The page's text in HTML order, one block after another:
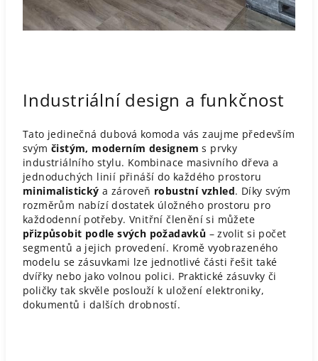
Industriální design a funkčnost
Tato jedinečná dubová komoda vás zaujme především
svým čistým, moderním designem s prvky
industriálního stylu. Kombinace masivního dřeva a
jednoduchých linií přináší do každého prostoru
minimalistický a zároveň robustní vzhled. Díky svým
rozměrům nabízí dostatek úložného prostoru pro
každodenní potřeby. Vnitřní členění si můžete
přizpůsobit podle svých požadavků – zvolit si počet
segmentů a jejich provedení. Kromě vyobrazeného
modelu se zásuvkami lze jednotlivé části řešit také
dvířky nebo jako volnou polici. Praktické zásuvky či
poličky tak skvěle poslouží k uložení elektroniky,
dokumentů i dalších drobností.